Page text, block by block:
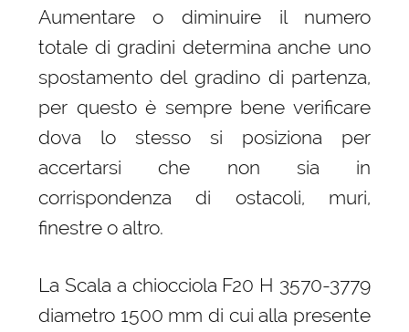
Aumentare o diminuire il numero
totale di gradini determina anche uno
spostamento del gradino di partenza,
per questo è sempre bene verificare
dova lo stesso si posiziona per
accertarsi che non sia in
corrispondenza di ostacoli, muri,
finestre o altro.
La Scala a chiocciola F20 H 3570-3779
diametro 1500 mm di cui alla presente